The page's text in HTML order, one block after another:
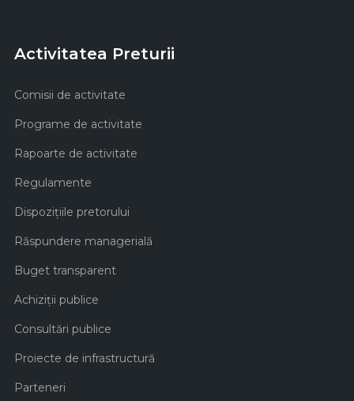
Activitatea Preturii
Comisii de activitate
Programe de activitate
Rapoarte de activitate
Regulamente
Dispozițiile pretorului
Răspundere managerială
Buget transparent
Achiziţii publice
Consultări publice
Proiecte de infrastructură
Parteneri